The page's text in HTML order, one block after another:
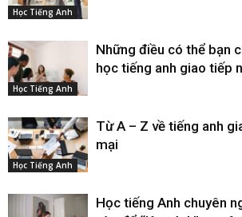
Học Tiếng Anh
Học Tiếng Anh
Những điều có thể bạn
học tiếng anh giao tiếp
Học Tiếng Anh
Từ A – Z về tiếng anh
mại
Học tiếng Anh chuyên